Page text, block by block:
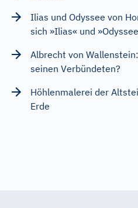
Ilias und Odyssee von
sich »Ilias« und
Albrecht von
seinen Verbündeten?
Höhlenmalerei der
Erde